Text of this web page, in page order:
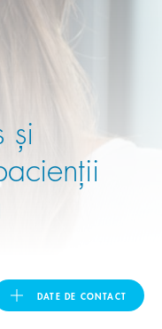
DATE DE CONTACT
și